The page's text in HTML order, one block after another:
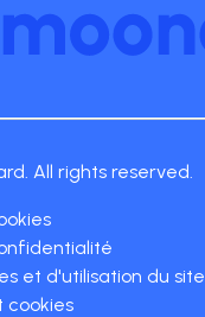
All rights reserved.
et d'utilisation du site
cookies